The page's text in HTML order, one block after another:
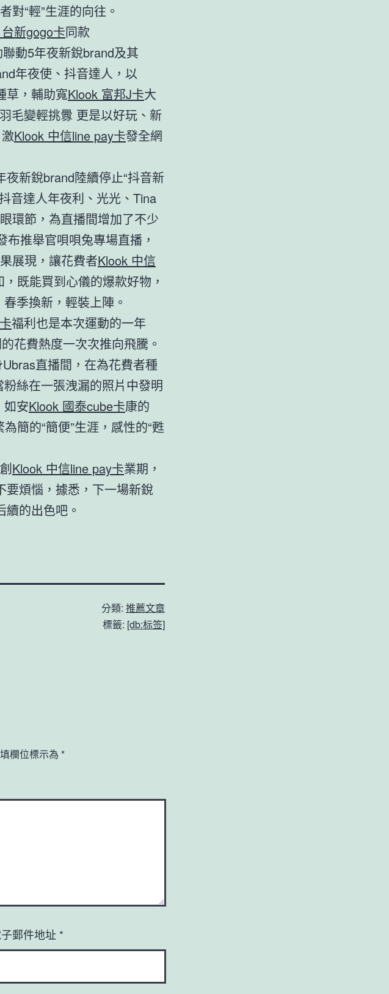
對“輕”生涯的向往。
新gogo卡同款
聯動5年夜新銳brand及其
年夜使、抖音達人，以
草，輔助寬Klook 富邦J卡大
毛變輕挑釁 更是以好玩、新
Klook 中信line pay卡發全網
夜新銳brand陸續停止“抖音新
音達人年夜利、光光、Tina
環節，為直播間增加了不少
推舉官唄唄兔專場直播，
展現，讓花費者Klook 中信
既能買到心儀的爆款好物，
春季換新，輕裝上陣。
福利也是本次運動的一年
花費熱度一次次推向飛騰。
直播間，在為花費者種
絲在一張洩漏的照片中發明
如安Klook 國泰cube卡康的
簡的“簡便”生涯，感性的“甦
Klook 中信line pay卡業期，
要煩惱，據悉，下一場新銳
的出色吧。
分類: 推薦文章
標籤: [db:标签]
欄位標示為 *
郵件地址 *